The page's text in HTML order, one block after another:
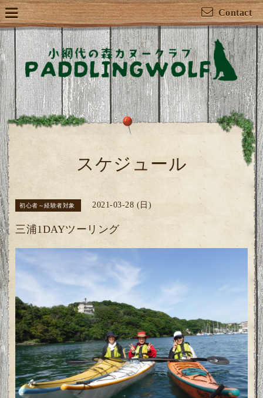
Contact
スケジュール
初心者～経験者対象 2021-03-28 (日)
三浦1DAYツーリング